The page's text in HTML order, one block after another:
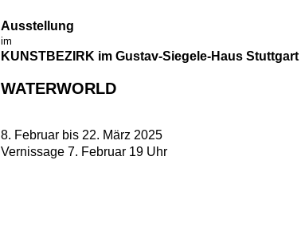
Ausstellung
im
KUNSTBEZIRK im Gustav-Siegele-Haus Stuttgart
WATERWORLD
8. Februar bis 22. März 2025
Vernissage 7. Februar 19 Uhr